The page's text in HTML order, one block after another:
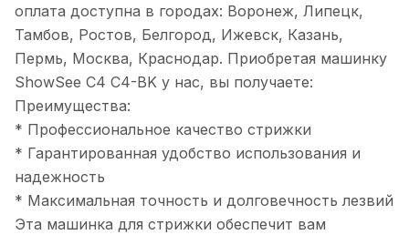
оплата доступна в городах: Воронеж, Липецк,
Тамбов, Ростов, Белгород, Ижевск, Казань,
Пермь, Москва, Краснодар. Приобретая машинку
ShowSee C4 C4-BK у нас, вы получаете:
Преимущества:
* Профессиональное качество стрижки
* Гарантированная удобство использования и
надежность
* Максимальная точность и долговечность лезвий
Эта машинка для стрижки обеспечит вам